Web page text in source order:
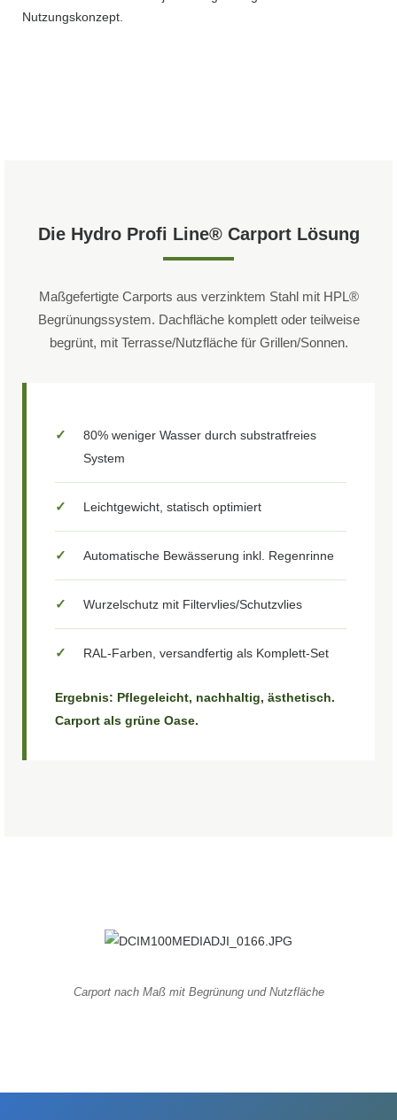
Nutzungskonzept.
Die Hydro Profi Line® Carport Lösung
Maßgefertigte Carports aus verzinktem Stahl mit HPL®
Begrünungssystem. Dachfläche komplett oder teilweise
begrünt, mit Terrasse/Nutzfläche für Grillen/Sonnen.
✓
80% weniger Wasser durch substratfreies
System
✓ Leichtgewicht, statisch optimiert
✓ Automatische Bewässerung inkl. Regenrinne
✓ Wurzelschutz mit Filtervlies/Schutzvlies
✓ RAL-Farben, versandfertig als Komplett-Set
Ergebnis: Pflegeleicht, nachhaltig, ästhetisch.
Carport als grüne Oase.
Carport nach Maß mit Begrünung und Nutzfläche